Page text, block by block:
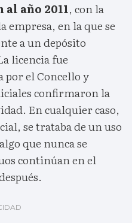
año 2011, con la
empresa, en la que se
a un depósito
licencia fue
por el Concello y
confirmaron la
En cualquier caso,
se trataba de un uso
que nunca se
continúan en el